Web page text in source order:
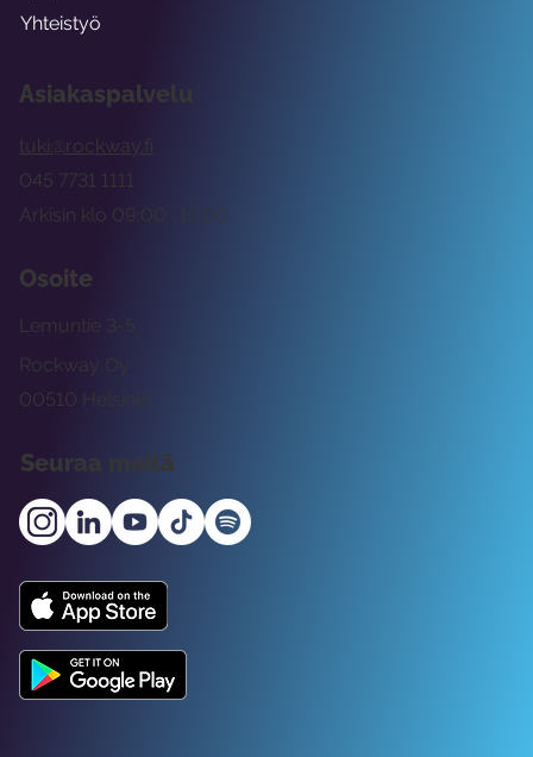
Asiakaspalvelu
tuki@rockway.fi
Arkisin klo 09:00 -15:00
045 7731 1111
Osoite
Rockway Oy
Lemuntie 3-5
00510 Helsinki
Seuraa meitä
Yhteistyö